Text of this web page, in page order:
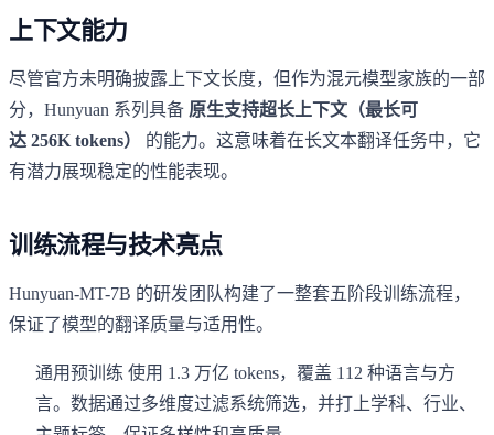
上下文能力
尽管官方未明确披露上下文长度，但作为混元模型家族的一部
分，Hunyuan 系列具备 原生支持超长上下文（最长可
达 256K tokens）
的能力。这意味着在长文本翻译任务中，它
有潜力展现稳定的性能表现。
训练流程与技术亮点
Hunyuan-MT-7B 的研发团队构建了一整套五阶段训练流程，
保证了模型的翻译质量与适用性。
通用预训练 使用 1.3 万亿 tokens，覆盖 112 种语言与方
言。数据通过多维度过滤系统筛选，并打上学科、行业、